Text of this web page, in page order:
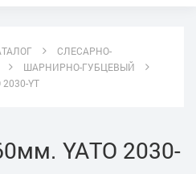
СЛЕСАРНО-
ШАРНИРНО-ГУБЦЕВЫЙ
YT
YATO 2030-